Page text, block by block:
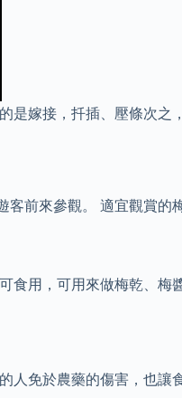
是嫁接，扦插、壓條次之
前來參觀。 適宜觀賞的
食用，可用來做梅乾、梅
人免於農藥的傷害，也讓